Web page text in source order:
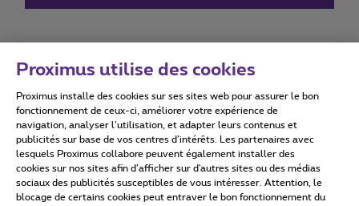
Conditions d'utilisation Accessibility statement
Tous droits réservés. © 2026 Proximus
Proximus utilise des cookies
Proximus installe des cookies sur ses sites web pour assurer le bon
fonctionnement de ceux-ci, améliorer votre expérience de
navigation, analyser l’utilisation, et adapter leurs contenus et
publicités sur base de vos centres d’intérêts. Les partenaires avec
lesquels Proximus collabore peuvent également installer des
cookies sur nos sites afin d’afficher sur d'autres sites ou des médias
sociaux des publicités susceptibles de vous intéresser. Attention, le
blocage de certains cookies peut entraver le bon fonctionnement du